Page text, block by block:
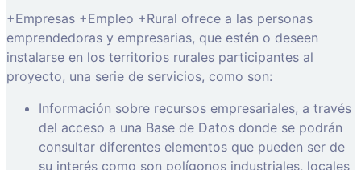
+Empresas +Empleo +Rural ofrece a las personas
emprendedoras y empresarias, que estén o deseen
instalarse en los territorios rurales participantes al
proyecto, una serie de servicios, como son:
Información sobre recursos empresariales, a través
del acceso a una Base de Datos donde se podrán
consultar diferentes elementos que pueden ser de
su interés como son polígonos industriales, locales